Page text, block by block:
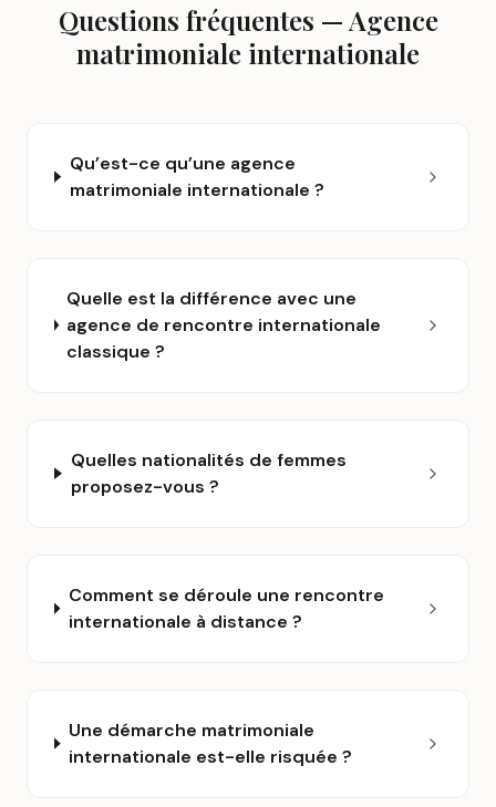
Questions fréquentes — Agence
matrimoniale internationale
Qu’est-ce qu’une agence
matrimoniale internationale ?
Quelle est la différence avec une
agence de rencontre internationale
classique ?
Quelles nationalités de femmes
proposez-vous ?
Comment se déroule une rencontre
internationale à distance ?
Une démarche matrimoniale
internationale est-elle risquée ?